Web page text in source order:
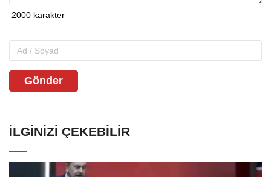
Gönder
İLGINIZI ÇEKEBILIR